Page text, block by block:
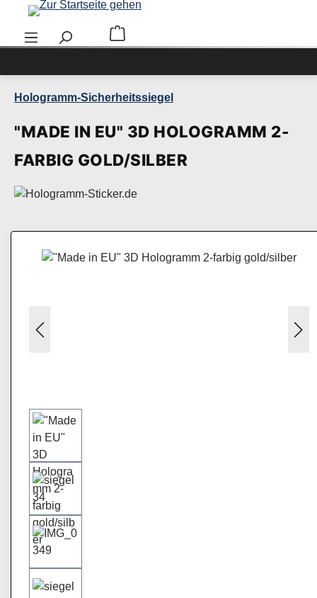
Zum Hauptinhalt springen
Warenkorb enthält 0 Positionen. Der
Hologramm-Sicherheitssiegel
"MADE IN EU" 3D HOLOGRAMM 2-
FARBIG GOLD/SILBER
Bildergalerie überspringen